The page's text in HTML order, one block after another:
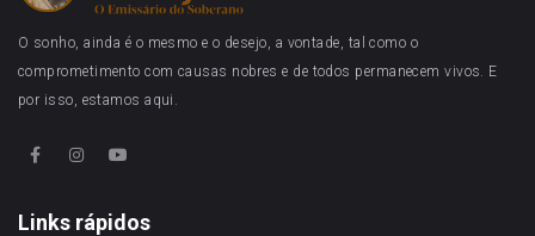
O sonho, ainda é o mesmo e o desejo, a vontade, tal como o
comprometimento com causas nobres e de todos permanecem vivos. E
por isso, estamos aqui.
Links rápidos